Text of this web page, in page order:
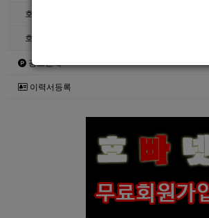
호빠넷 광고자료
호빠넷 문구
광고안내
이력서등록